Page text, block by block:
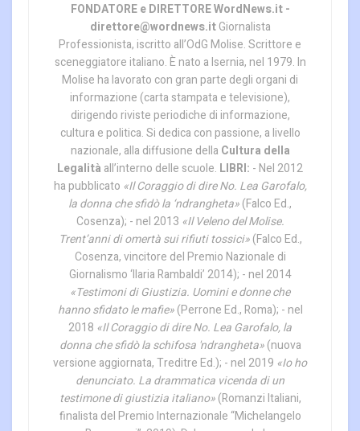
FONDATORE e DIRETTORE WordNews.it -
direttore@wordnews.itGiornalista
Professionista, iscritto all’OdG Molise. Scrittore e
sceneggiatore italiano. È nato a Isernia, nel 1979. In
Molise ha lavorato con gran parte degli organi di
informazione (carta stampata e televisione),
dirigendo riviste periodiche di informazione,
cultura e politica. Si dedica con passione, a livello
nazionale, alla diffusione della Cultura della
Legalità all’interno delle scuole. LIBRI: - Nel 2012
ha pubblicato «Il Coraggio di dire No. Lea Garofalo,
la donna che sfidò la ‘ndrangheta»(Falco Ed.,
Cosenza); - nel 2013 «Il Veleno del Molise.
Trent’anni di omertà sui rifiuti tossici»(Falco Ed.,
Cosenza, vincitore del Premio Nazionale di
Giornalismo ‘Ilaria Rambaldi’ 2014); - nel 2014
«Testimoni di Giustizia. Uomini e donne che
hanno sfidato le mafie»(Perrone Ed., Roma); - nel
2018 «Il Coraggio di dire No. Lea Garofalo, la
donna che sfidò la schifosa 'ndrangheta»(nuova
versione aggiornata, Treditre Ed.); - nel 2019 «Io ho
denunciato. La drammatica vicenda di un
testimone di giustizia italiano»(Romanzi Italiani,
finalista del Premio Internazionale “Michelangelo